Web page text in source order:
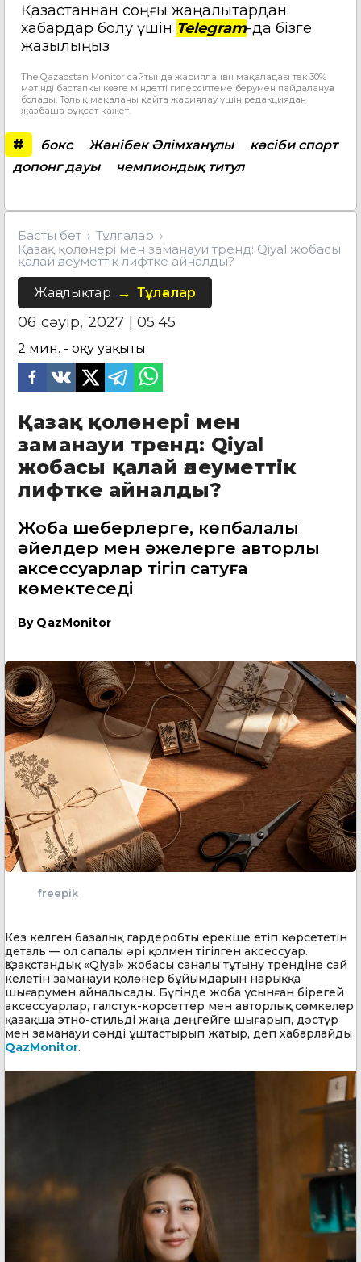
Қазақстаннан соңғы жаңалықтардан
хабардар болу үшін Telegram-да бізге
жазылыңыз
The Qazaqstan Monitor сайтында жарияланған мақаладағы тек 30%
мәтінді бастапқы көзге міндетті гиперсілтеме берумен пайдалануға
болады. Толық мақаланы қайта жариялау үшін редакциядан
жазбаша рұқсат қажет.
# бокс Жәнібек Әлімханұлы
кәсіби спорт
допонг дауы
чемпиондық титул
Басты бет
Тұлғалар
Қазақ қолөнері мен заманауи тренд: Qiyal жобасы
қалай әлеуметтік лифтке айналды?
Жаңалықтар Тұлғалар
06 сәуір, 2027 | 05:45
2 мин. - оқу уақыты
Қазақ қолөнері мен
заманауи тренд: Qiyal
жобасы қалай әлеуметтік
лифтке айналды?
Жоба шеберлерге, көпбалалы
әйелдер мен әжелерге авторлық
аксессуарлар тігіп сатуға
көмектеседі
By QazMonitor
freepik
Кез келген базалық гардеробты ерекше етіп көрсететін
деталь — ол сапалы әрі қолмен тігілген аксессуар.
Қазақстандық «Qiyal» жобасы саналы тұтыну трендіне сай
келетін заманауи қолөнер бұйымдарын нарыққа
шығарумен айналысады. Бүгінде жоба ұсынған бірегей
аксессуарлар, галстук-корсеттер мен авторлық сөмкелер
қазақша этно-стильді жаңа деңгейге шығарып, дәстүр
мен заманауи сәнді ұштастырып жатыр, деп хабарлайды
QazMonitor.